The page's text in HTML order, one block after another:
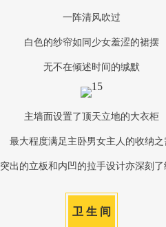
一阵清风吹过
白色的纱帘如同少女羞涩的裙摆
无不在倾述时间的缄默
主墙面设置了顶天立地的大衣柜
最大程度满足主卧男女主人的收纳之
突出的立板和内凹的拉手设计亦深刻了
卫 生 间